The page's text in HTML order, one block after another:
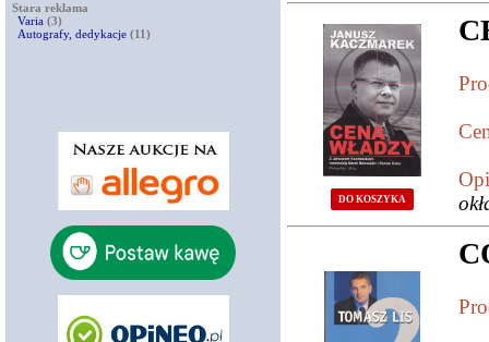
Stara reklama
Varia (3)
Autografy, dedykacje (11)
DO KOSZYKA